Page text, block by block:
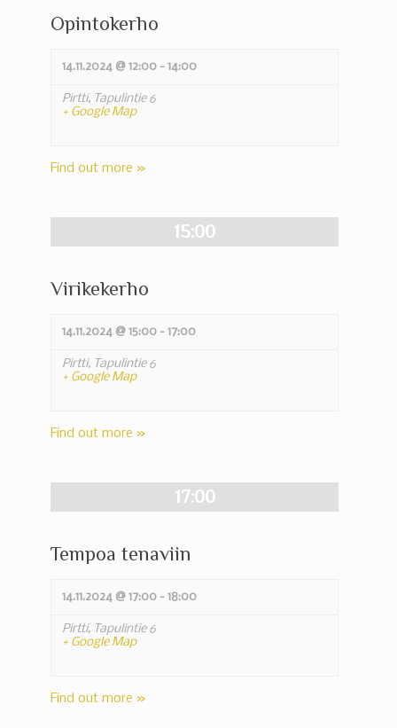
Opintokerho
14.11.2024 @ 12:00- 14:00
Pirtti, Tapulintie 6
+ Google Map
Find out more »
15:00
Virikekerho
14.11.2024 @ 15:00- 17:00
Pirtti, Tapulintie 6
+ Google Map
Find out more »
17:00
Tempoa tenaviin
14.11.2024 @ 17:00- 18:00
Pirtti, Tapulintie 6
+ Google Map
Find out more »